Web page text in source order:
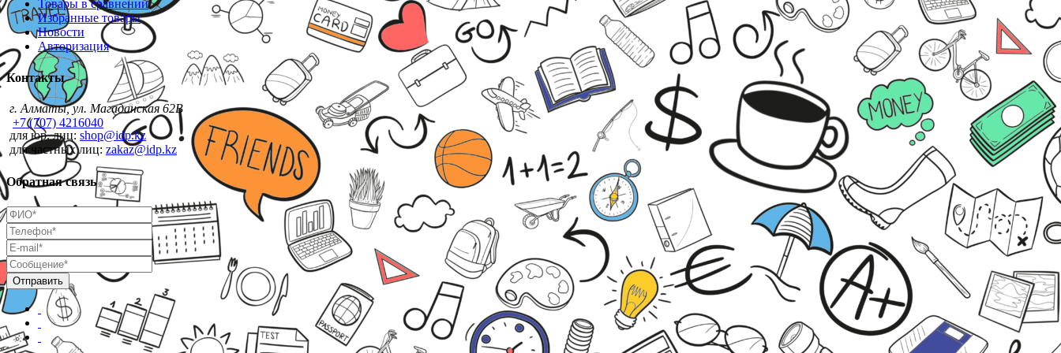
Товары в сравнении
Избранные товары
Новости
Авторизация
Контакты
г. Алматы, ул. Магаданская 62В
+7 (707) 4216040
для юр. лиц: shop@idp.kz
для частных лиц: zakaz@idp.kz
Обратная связь